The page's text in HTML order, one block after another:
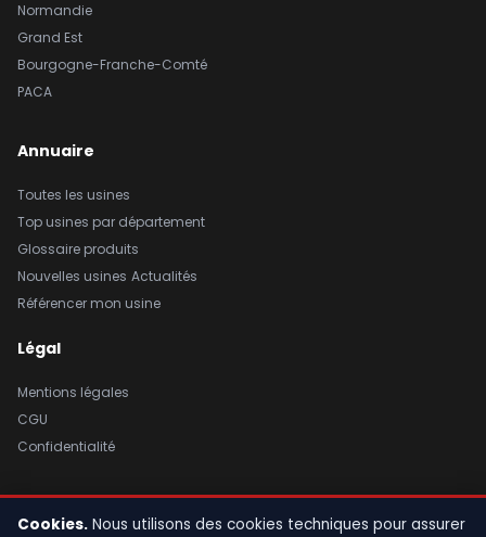
Normandie
Grand Est
Bourgogne-Franche-Comté
PACA
Annuaire
Toutes les usines
Top usines par département
Glossaire produits
Nouvelles usines Actualités
Référencer mon usine
Légal
Mentions légales
CGU
Confidentialité
Cookies. Nous utilisons des cookies techniques pour assurer